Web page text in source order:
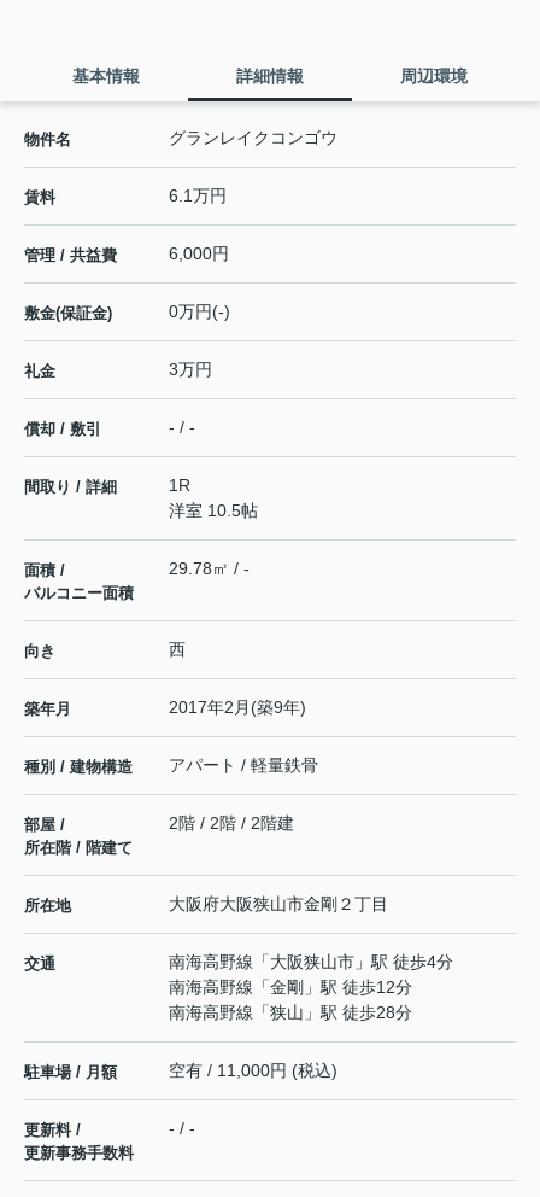
基本情報 詳細情報 周辺環境
物件名 グランレイクコンゴウ
賃料 6.1万円
管理 / 共益費 6,000円
敷金(保証金) 0万円(-)
礼金 3万円
償却 / 敷引 - / -
間取り / 詳細
1R
洋室 10.5帖
面積 /
バルコニー面積
29.78㎡ / -
向き 西
築年月 2017年2月(築9年)
種別 / 建物構造 アパート / 軽量鉄骨
部屋 /
所在階 / 階建て
2階 / 2階 / 2階建
所在地 大阪府大阪狭山市金剛 ２丁目
交通 南海高野線 「大阪狭山市 」駅 徒歩4分
南海高野線 「金剛 」駅 徒歩12分
南海高野線 「狭山 」駅 徒歩28分
駐車場 / 月額 空有 / 11,000円 (税込)
更新料 /
更新事務手数料
- / -